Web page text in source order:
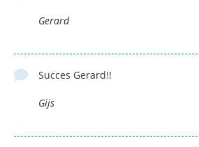
Gerard
Succes Gerard!!
Gijs